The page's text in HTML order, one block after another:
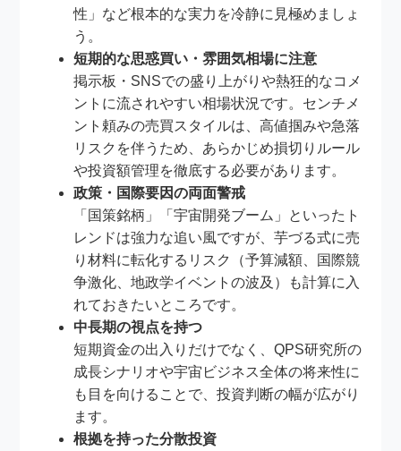
性」など根本的な実力を冷静に見極めましょ
う。
短期的な思惑買い・雰囲気相場に注意
掲示板・SNSでの盛り上がりや熱狂的なコメ
ントに流されやすい相場状況です。センチメ
ント頼みの売買スタイルは、高値掴みや急落
リスクを伴うため、あらかじめ損切りルール
や投資額管理を徹底する必要があります。
政策・国際要因の両面警戒
「国策銘柄」「宇宙開発ブーム」といったト
レンドは強力な追い風ですが、芋づる式に売
り材料に転化するリスク（予算減額、国際競
争激化、地政学イベントの波及）も計算に入
れておきたいところです。
中長期の視点を持つ
短期資金の出入りだけでなく、QPS研究所の
成長シナリオや宇宙ビジネス全体の将来性に
も目を向けることで、投資判断の幅が広がり
ます。
根拠を持った分散投資